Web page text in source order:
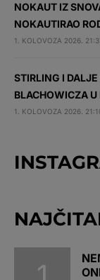
NOKAUT IZ
NOKAUTIRAO
1. KOLOVOZA 2026.
STIRLING I
BLACHOWICZA U
1. KOLOVOZA 2026.